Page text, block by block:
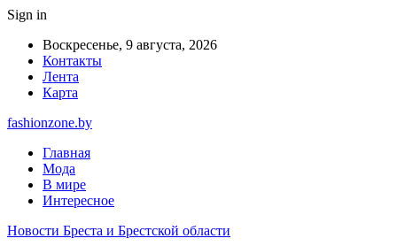
Sign in
Воскресенье, 9 августа, 2026
Контакты
Лента
Карта
fashionzone.by
Главная
Мода
В мире
Интересное
Новости Бреста и Брестской области